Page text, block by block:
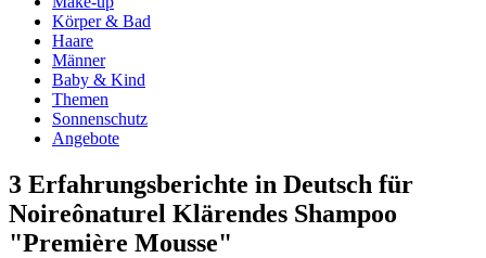
Körper & Bad
Haare
Männer
Baby & Kind
Themen
Sonnenschutz
Angebote
3 Erfahrungsberichte in Deutsch für
Noireônaturel Klärendes Shampoo
"Première Mousse"